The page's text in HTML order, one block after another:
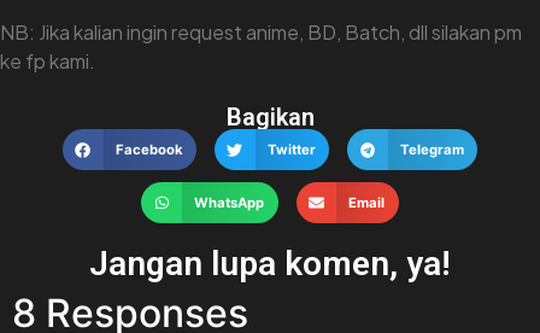
NB: Jika kalian ingin request anime, BD, Batch, dll silakan pm
ke fp kami.
Bagikan
Facebook Twitter Telegram
WhatsApp Email
Jangan lupa komen, ya!
8 Responses